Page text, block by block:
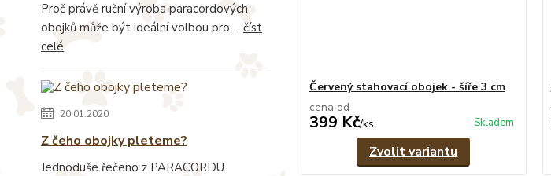
Proč právě ruční výroba paracordových
obojků může být ideální volbou pro ... číst
celé
20.01.2020
Z čeho obojky pleteme?
Jednoduše řečeno z PARACORDU.
Červený stahovací obojek - šíře 3 cm
cena od
399 Kč/ks Skladem
Zvolit variantu